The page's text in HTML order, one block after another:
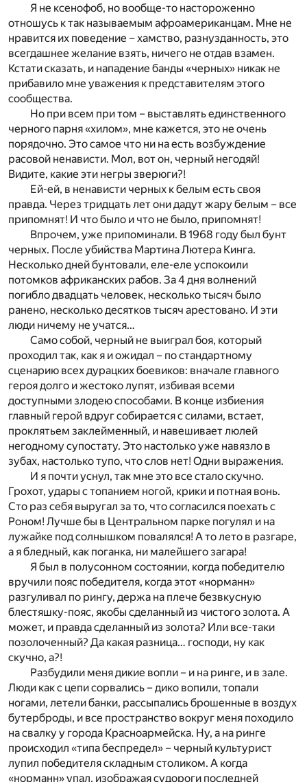
Я не ксенофоб, но вообще-то настороженно
отношусь к так называемым афроамериканцам. Мне не
нравится их поведение – хамство, разнузданность, это
всегдашнее желание взять, ничего не отдав взамен.
Кстати сказать, и нападение банды «черных» никак не
прибавило мне уважения к представителям этого
сообщества.
Но при всем при том – выставлять единственного
черного парня «хилом», мне кажется, это не очень
порядочно. Это самое что ни на есть возбуждение
расовой ненависти. Мол, вот он, черный негодяй!
Видите, какие эти негры зверюги?!
Ей-ей, в ненависти черных к белым есть своя
правда. Через тридцать лет они дадут жару белым – все
припомнят! И что было и что не было, припомнят!
Впрочем, уже припоминали. В 1968 году был бунт
черных. После убийства Мартина Лютера Кинга.
Несколько дней бунтовали, еле-еле успокоили
потомков африканских рабов. За 4 дня волнений
погибло двадцать человек, несколько тысяч было
ранено, несколько десятков тысяч арестовано. И эти
люди ничему не учатся…
Само собой, черный не выиграл боя, который
проходил так, как я и ожидал – по стандартному
сценарию всех дурацких боевиков: вначале главного
героя долго и жестоко лупят, избивая всеми
доступными злодею способами. В конце избиения
главный герой вдруг собирается с силами, встает,
проклятьем заклейменный, и навешивает люлей
негодному супостату. Это настолько уже навязло в
зубах, настолько тупо, что слов нет! Одни выражения.
И я почти уснул, так мне это все стало скучно.
Грохот, удары с топанием ногой, крики и потная вонь.
Сто раз себя выругал за то, что согласился поехать с
Роном! Лучше бы в Центральном парке погулял и на
лужайке под солнышком повалялся! А то лето в разгаре,
а я бледный, как поганка, ни малейшего загара!
Я был в полусонном состоянии, когда победителю
вручили пояс победителя, когда этот «норманн»
разгуливал по рингу, держа на плече безвкусную
блестяшку-пояс, якобы сделанный из чистого золота. А
может, и правда сделанный из золота? Или все-таки
позолоченный? Да какая разница… господи, ну как
скучно, а?!
Разбудили меня дикие вопли – и на ринге, и в зале.
Люди как с цепи сорвались – дико вопили, топали
ногами, летели банки, рассыпались брошенные в воздух
бутерброды, и все пространство вокруг меня походило
на свалку у города Красноармейска. Ну, а на ринге
происходил «типа беспредел» – черный культурист
лупил победителя складным столиком. А когда
«норманн» упал, изображая судороги последней